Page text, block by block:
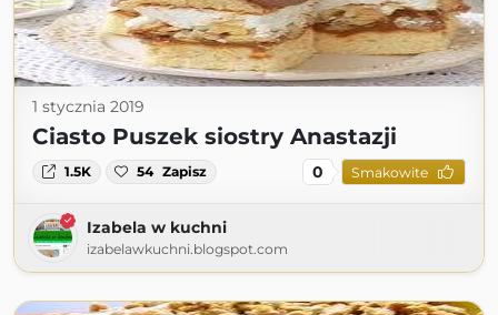
1 stycznia 2019
Ciasto Puszek siostry Anastazji
1.5K 54 Zapisz 0 Smakowite
Izabela w kuchni
izabelawkuchni.blogspot.com